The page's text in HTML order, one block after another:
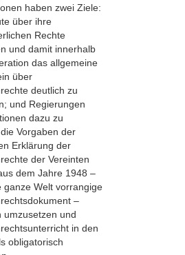
haben zwei Ziele:
über ihre
Rechte
und damit innerhalb
das allgemeine
über
deutlich zu
und Regierungen
dazu zu
Vorgaben der
Erklärung der
der Vereinten
dem Jahre 1948 –
ganze Welt vorrangige
–
umzusetzen und
in den
obligatorisch